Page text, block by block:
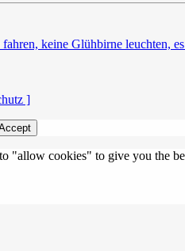
keine Glühbirne leuchten,
]
"allow cookies" to give you the